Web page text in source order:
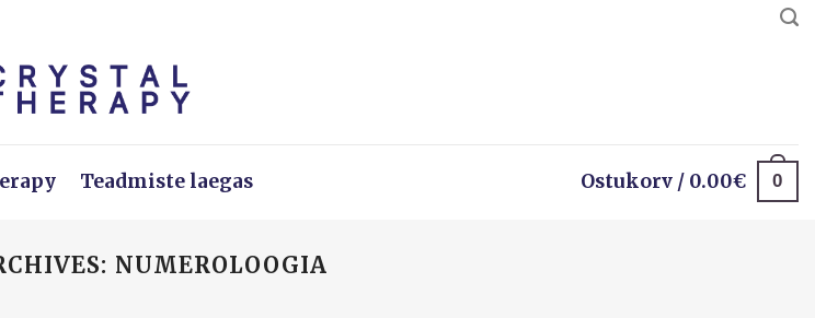
Teadmiste laegas Ostukorv / 0.00€ 0
NUMEROLOOGIA